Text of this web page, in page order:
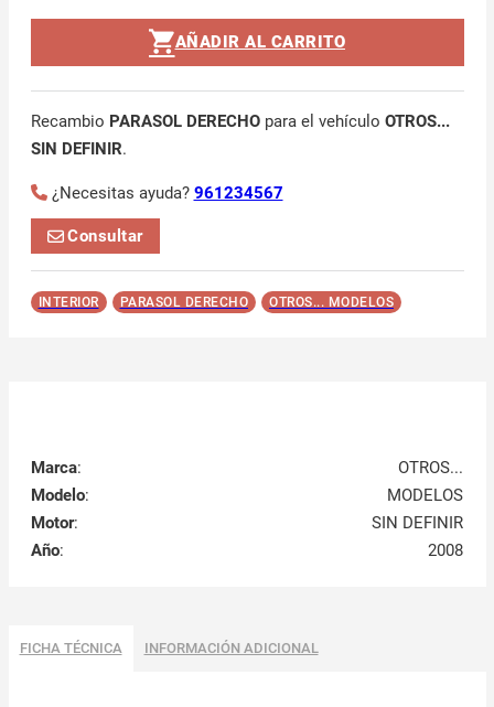
AÑADIR AL CARRITO
Recambio PARASOL DERECHOpara el vehículo OTROS...
SIN DEFINIR.
¿Necesitas ayuda? 961234567
Consultar
INTERIOR PARASOL DERECHO OTROS... MODELOS
Marca:
OTROS...
Modelo:
MODELOS
Motor:
SIN DEFINIR
Año: 2008
FICHA TÉCNICA INFORMACIÓN ADICIONAL